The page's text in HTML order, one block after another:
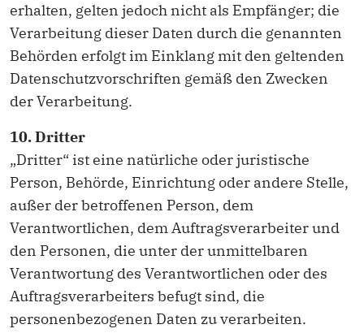
erhalten, gelten jedoch nicht als Empfänger; die
Verarbeitung dieser Daten durch die genannten
Behörden erfolgt im Einklang mit den geltenden
Datenschutzvorschriften gemäß den Zwecken
der Verarbeitung.
10. Dritter
„Dritter“ ist eine natürliche oder juristische
Person, Behörde, Einrichtung oder andere Stelle,
außer der betroffenen Person, dem
Verantwortlichen, dem Auftragsverarbeiter und
den Personen, die unter der unmittelbaren
Verantwortung des Verantwortlichen oder des
Auftragsverarbeiters befugt sind, die
personenbezogenen Daten zu verarbeiten.